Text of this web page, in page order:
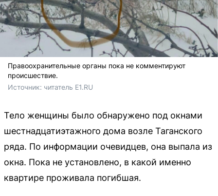
Правоохранительные органы пока не комментируют
происшествие.
Источник: читатель E1.RU
Тело женщины было обнаружено под окнами
шестнадцатиэтажного дома возле Таганского
ряда. По информации очевидцев, она выпала из
окна. Пока не установлено, в какой именно
квартире проживала погибшая.